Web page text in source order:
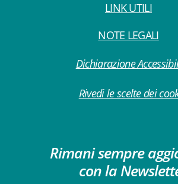
LINK UTILI
NOTE LEGALI
Dichiarazione
Rivedi le scelte dei
Rimani sempre
con la